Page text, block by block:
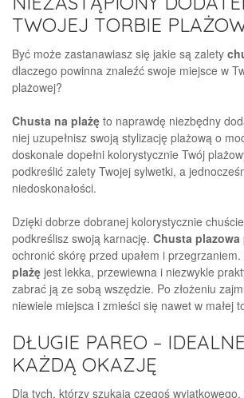
TWOJEJ TORBIE
Być może zastanawiasz się jakie są zalety
dlaczego powinna znaleźć swoje miejsce w
plażowej?
Chusta na plażę to naprawdę niezbędny
niej uzupełnisz swoją stylizację plażową o
doskonale dopełni kolorystycznie Twój
podkreślić zalety Twojej sylwetki, a
niedoskonałości.
Dzięki dobrze dobranej kolorystycznie
podkreślisz swoją karnację. Chusta plazowa
ochronić skórę przed upałem i przegrzaniem.
plażę jest lekka, przewiewna i niezwykle
zabrać ją ze sobą wszędzie. Po złożeniu
niewiele miejsca i zmieści się nawet w małej
DŁUGIE PAREO –
KAŻDĄ OKAZJĘ
Dla tych, którzy szukają czegoś